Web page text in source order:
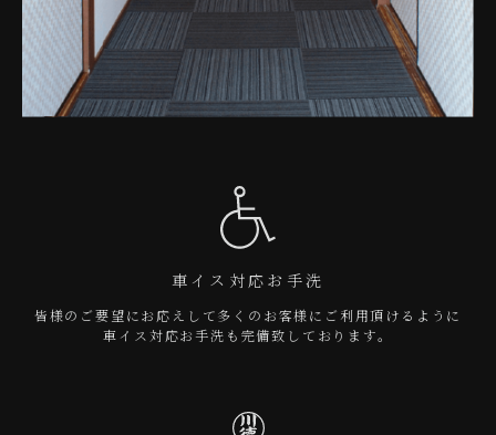
車イス対応お手洗
皆様のご要望にお応えして多くのお客様にご利用頂けるように
車イス対応お手洗も完備致しております。